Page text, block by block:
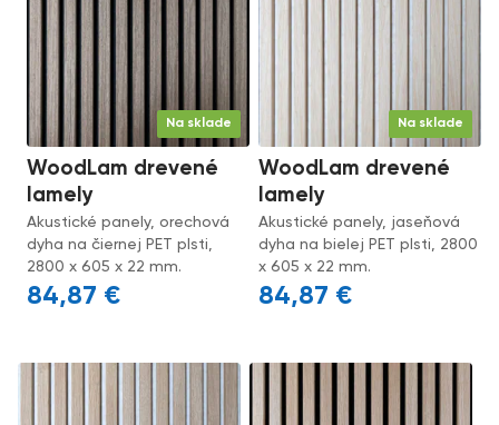
Na sklade
WoodLam drevené
lamely
Akustické panely, orechová
dyha na čiernej PET plsti,
2800 x 605 x 22 mm.
84,87 €
Na sklade
WoodLam drevené
lamely
Akustické panely, jaseňová
dyha na bielej PET plsti, 2800
x 605 x 22 mm.
84,87 €